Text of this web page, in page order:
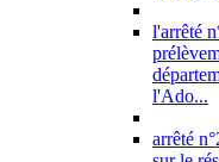
l'arrêté
l'Ado...
arrêté